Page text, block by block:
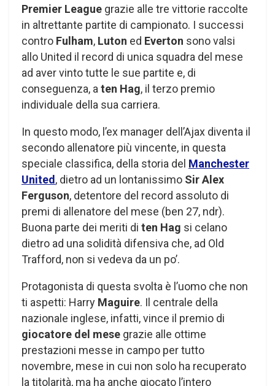
Premier League grazie alle tre vittorie raccolte
in altrettante partite di campionato. I successi
contro Fulham, Luton ed Everton sono valsi
allo United il record di unica squadra del mese
ad aver vinto tutte le sue partite e, di
conseguenza, a ten Hag, il terzo premio
individuale della sua carriera.
In questo modo, l’ex manager dell’Ajax diventa il
secondo allenatore più vincente, in questa
speciale classifica, della storia del Manchester
United, dietro ad un lontanissimo Sir Alex
Ferguson, detentore del record assoluto di
premi di allenatore del mese (ben 27, ndr).
Buona parte dei meriti di ten Hag si celano
dietro ad una solidità difensiva che, ad Old
Trafford, non si vedeva da un po’.
Protagonista di questa svolta è l’uomo che non
ti aspetti: Harry Maguire. Il centrale della
nazionale inglese, infatti, vince il premio di
giocatore del mese grazie alle ottime
prestazioni messe in campo per tutto
novembre, mese in cui non solo ha recuperato
la titolarità, ma ha anche giocato l’intero